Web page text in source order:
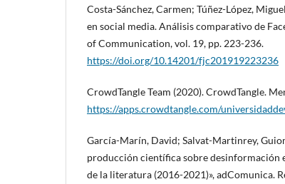
Costa-Sánchez, Carmen; Túñez-López,
en social media. Análisis comparativo de
of Communication, vol. 19, pp. 223-236.
https://doi.org/10.14201/fjc201919223236
CrowdTangle Team (2020). CrowdTangle.
https://apps.crowdtangle.com/
García-Marín, David; Salvat-Martinrey,
producción científica sobre desinformación
de la literatura (2016-2021)», adComunica.